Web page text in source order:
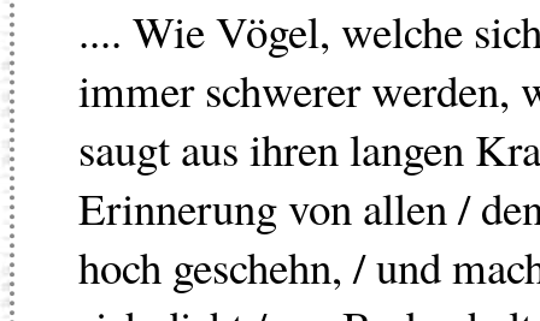
.... Wie Vögel, welche
immer schwerer werden,
saugt aus ihren langen
Erinnerung von allen /
hoch geschehn, / und